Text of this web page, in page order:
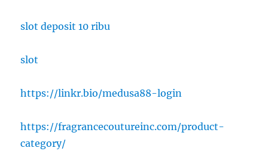
slot deposit 10 ribu
slot
https://linkr.bio/medusa88-login
https://fragrancecoutureinc.com/product-
category/